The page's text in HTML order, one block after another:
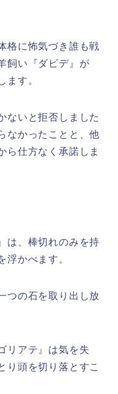
格に怖気づき誰も戦
飼い『ダビデ』が
ます。
ないと拒否しました
なかったことと、他
ら仕方なく承諾しま
は、棒切れのみを持
浮かべます。
つの石を取り出し放
リアテ』は気を失
り頭を切り落とすこ